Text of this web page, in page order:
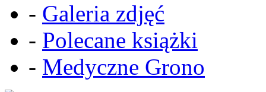
- Galeria zdjęć
- Polecane książki
- Medyczne Grono